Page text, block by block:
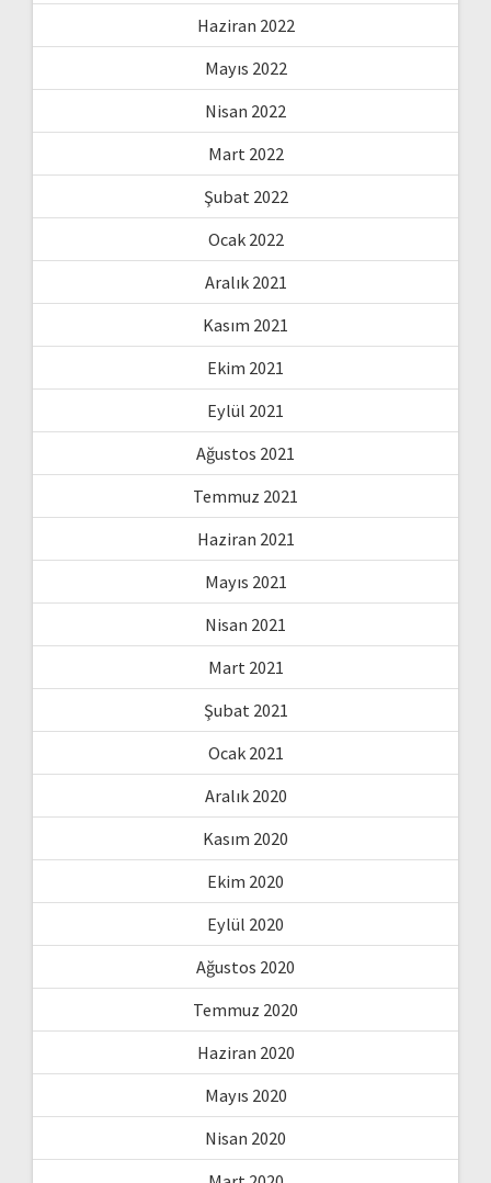
Haziran 2022
Mayıs 2022
Nisan 2022
Mart 2022
Şubat 2022
Ocak 2022
Aralık 2021
Kasım 2021
Ekim 2021
Eylül 2021
Ağustos 2021
Temmuz 2021
Haziran 2021
Mayıs 2021
Nisan 2021
Mart 2021
Şubat 2021
Ocak 2021
Aralık 2020
Kasım 2020
Ekim 2020
Eylül 2020
Ağustos 2020
Temmuz 2020
Haziran 2020
Mayıs 2020
Nisan 2020